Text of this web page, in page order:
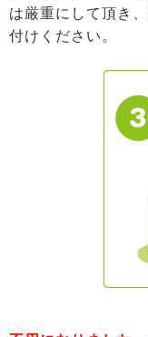
は厳重にして頂き
付けください。